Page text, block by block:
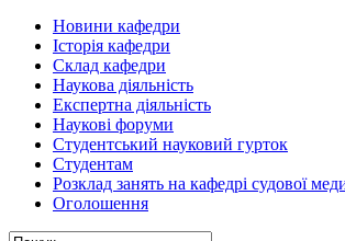
Новини кафедри
Історія кафедри
Склад кафедри
Наукова діяльність
Експертна діяльність
Наукові форуми
Студентський науковий гурток
Студентам
Розклад занять на кафедрі судової
Оголошення